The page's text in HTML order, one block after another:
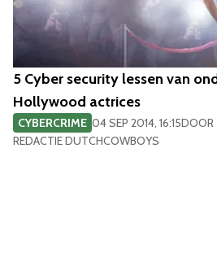
​5 Cyber security lessen van
Hollywood actrices
CYBERCRIME 04 SEP 2014, 16:15DOOR
REDACTIE DUTCHCOWBOYS